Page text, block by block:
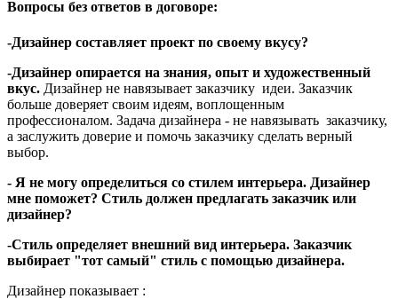
Вопросы без ответов в договоре:
-Дизайнер составляет проект по своему вкусу?
-Дизайнер опирается на знания, опыт и художественный
вкус. Дизайнер не навязывает заказчику идеи. Заказчик
больше доверяет своим идеям, воплощенным
профессионалом. Задача дизайнера - не навязывать заказчику,
а заслужить доверие и помочь заказчику сделать верный
выбор.
- Я не могу определиться со стилем интерьера. Дизайнер
мне поможет? Стиль должен предлагать заказчик или
дизайнер?
-Стиль определяет внешний вид интерьера. Заказчик
выбирает "тот самый" стиль с помощью дизайнера.
Дизайнер показывает :